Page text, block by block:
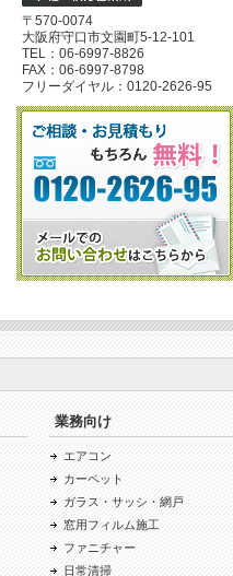
〒570-0074
大阪府守口市文園町5-12-101
TEL：06-6997-8826
FAX：06-6997-8798
フリーダイヤル：0120-2626-95
業務向け
エアコン
カーペット
ガラス・サッシ・網戸
窓用フィルム施工
ファニチャー
日常清掃